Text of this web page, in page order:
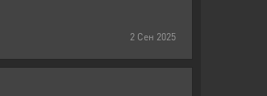
2 Сен 2025